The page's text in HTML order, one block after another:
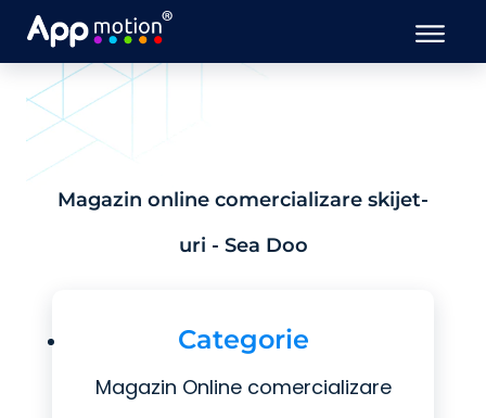
Magazin online comercializare skijet-
uri - Sea Doo
Categorie
Magazin Online comercializare